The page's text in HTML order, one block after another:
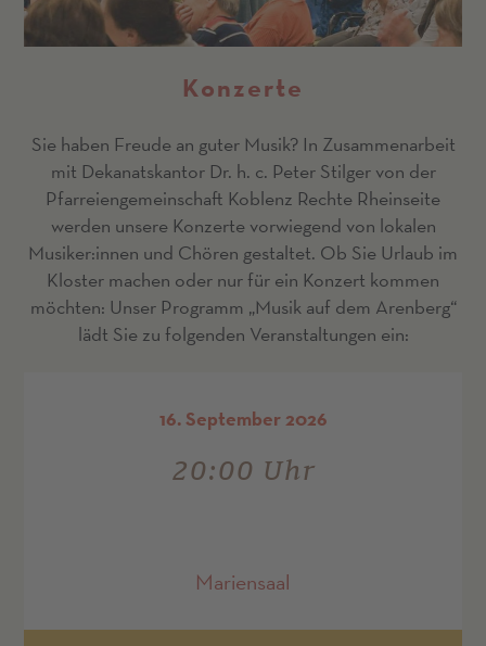
Konzerte
Sie haben Freude an guter Musik? In Zusammenarbeit
mit Dekanatskantor Dr. h. c. Peter Stilger von der
Pfarreiengemeinschaft Koblenz Rechte Rheinseite
werden unsere Konzerte vorwiegend von lokalen
Musiker:innen und Chören gestaltet. Ob Sie Urlaub im
Kloster machen oder nur für ein Konzert kommen
möchten: Unser Programm „Musik auf dem Arenberg“
lädt Sie zu folgenden Veranstaltungen ein:
16. September 2026
20:00 Uhr
Mariensaal